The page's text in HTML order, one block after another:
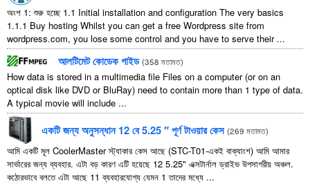
অংশ 1: শুরু হচ্ছে 1.1 Initial installation and configuration The very basics
1.1.1 Buy hosting Whilst you can get a free Wordpress site from
wordpress.com, you lose some control and you have to serve their...
আলটিমেট কোডেক গাইড (358 মতামত)
How data is stored in a multimedia file Files on a computer(or on an
optical disk like DVD or BluRay) need to contain more than 1 type of data.
A typical movie will include ...
একটি জন্য অনুসন্ধান 12 বে 5.25 ″ পূর্ণ টাওয়ার কেস (269 মতামত)
আমি একটি মূল CoolerMaster স্ট্যাকার কেস আছে (STC-T01-একই বাক্যাংশ) আমি আমার
সার্ভারের জন্য ব্যবহার. এটা বড় কারণ এটি হয়েছে 12 5.25" এক্সটার্নাল ড্রাইভ উপসাগরীয় অঞ্চল.
কঠোরভাবে বলতে এটা আছে 11 ব্যবহারযোগ্য যেমন 1 তাদের মধ্যে ...